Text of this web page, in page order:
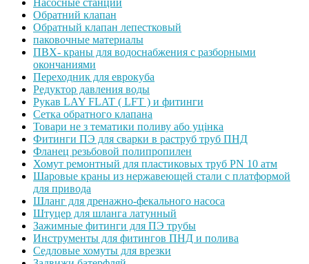
Насосные станции
Обратний клапан
Обратный клапан лепестковый
паковочные материалы
ПВХ- краны для водоснабжения с разборными
окончаниями
Переходник для еврокуба
Редуктор давления воды
Рукав LAY FLAT ( LFT ) и фитинги
Сетка обратного клапана
Товари не з тематики поливу або уцінка
Фитинги ПЭ для сварки в раструб труб ПНД
Фланец резьбовой полипропилен
Хомут ремонтный для пластиковых труб PN 10 атм
Шаровые краны из нержавеющей стали с платформой
для привода
Шланг для дренажно-фекального насоса
Штуцер для шланга латунный
Зажимные фитинги для ПЭ трубы
Инструменты для фитингов ПНД и полива
Седловые хомуты для врезки